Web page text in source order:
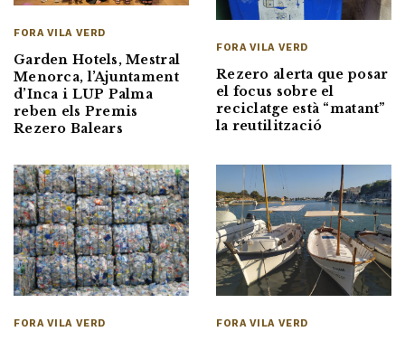
FORA VILA VERD
Garden Hotels, Mestral
Menorca, l’Ajuntament
d’Inca i LUP Palma
reben els Premis
Rezero Balears
FORA VILA VERD
Rezero alerta que posar
el focus sobre el
reciclatge està “matant”
la reutilització
FORA VILA VERD FORA VILA VERD